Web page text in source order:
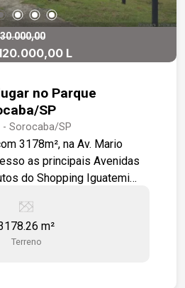
L
no Parque
SP
- Sorocaba/SP
3178m², na Av. Mario
as principais Avenidas
do Shopping Iguatemi
m²
Terreno